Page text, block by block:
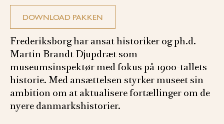
DOWNLOAD PAKKEN
Frederiksborg har ansat historiker og ph.d.
Martin Brandt Djupdræt som
museumsinspektør med fokus på 1900-tallets
historie. Med ansættelsen styrker museet sin
ambition om at aktualisere fortællinger om de
nyere danmarkshistorier.